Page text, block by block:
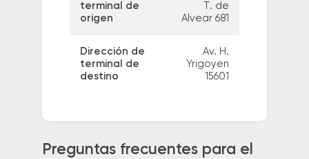
terminal de
origen
T. de
Alvear 681
Dirección de
terminal de
destino
Av. H.
Yrigoyen
15601
Preguntas frecuentes para el